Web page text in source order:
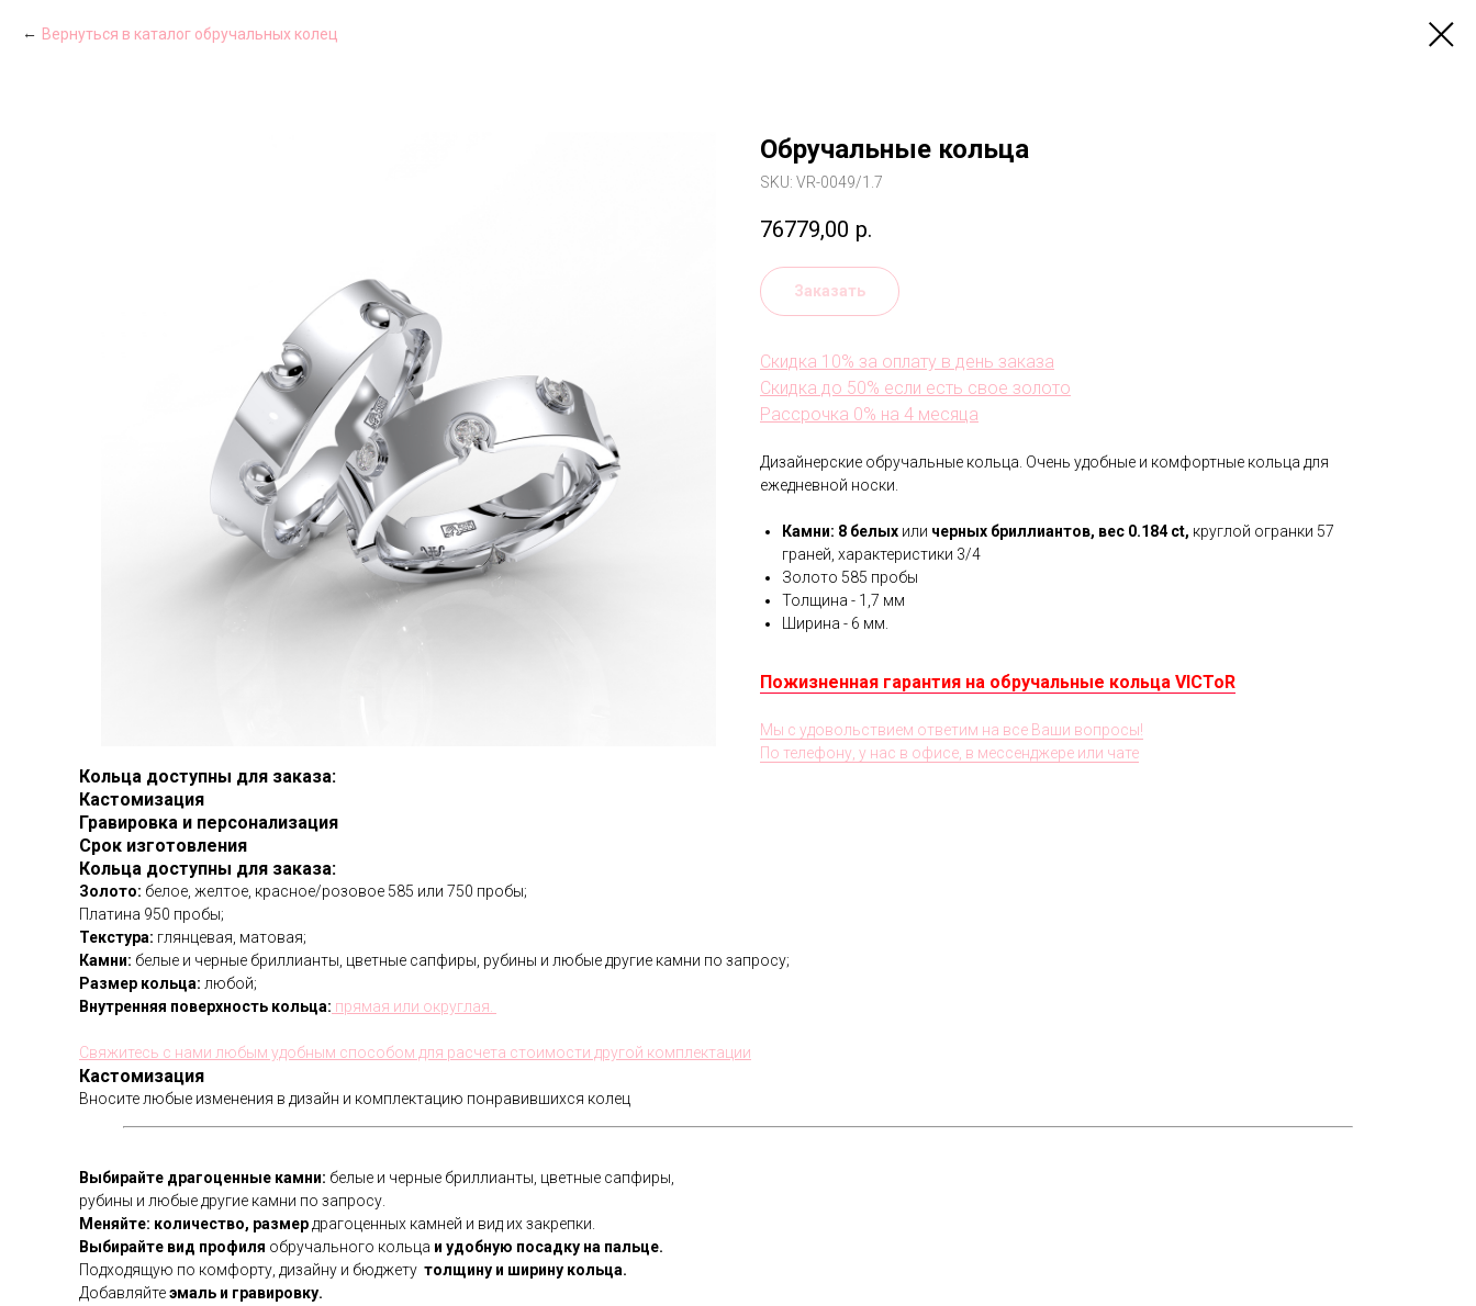
Вернуться в каталог обручальных колец
Обручальные кольца
SKU: VR-0049/1.7
76779,00 р.
Заказать
Скидка 10% за оплату в день заказа
Скидка до 50% если есть свое золото
Рассрочка 0% на 4 месяца
Дизайнерские обручальные кольца. Очень удобные и комфортные кольца для
ежедневной носки.
Камни: 8 белых или черных бриллиантов, вес 0.184 ct, круглой огранки 57
граней, характеристики 3/4
Золото 585 пробы
Толщина - 1,7 мм
Ширина - 6 мм.
Пожизненная гарантия на обручальные кольца VICToR
Мы с удовольствием ответим на все Ваши вопросы!
По телефону, у нас в офисе, в мессенджере или чате
Кольца доступны для заказа:
Кастомизация
Гравировка и персонализация
Срок изготовления
Кольца доступны для заказа:
Золото: белое, желтое, красное/розовое 585 или 750 пробы;
Платина 950 пробы;
Текстура: глянцевая, матовая;
Камни: белые и черные бриллианты, цветные сапфиры, рубины и любые другие камни по запросу;
Размер кольца: любой;
Внутренняя поверхность кольца: прямая или округлая.
Свяжитесь с нами любым удобным способом для расчета стоимости другой комплектации
Кастомизация
Вносите любые изменения в дизайн и комплектацию понравившихся колец
Выбирайте драгоценные камни: белые и черные бриллианты, цветные сапфиры,
рубины и любые другие камни по запросу.
Меняйте: количество, размердрагоценных камней и вид их закрепки.
Выбирайте вид профиля обручального кольца и удобную посадку на пальце.
Подходящую по комфорту, дизайну и бюджету толщину и ширину кольца.
Добавляйтеэмаль и гравировку.